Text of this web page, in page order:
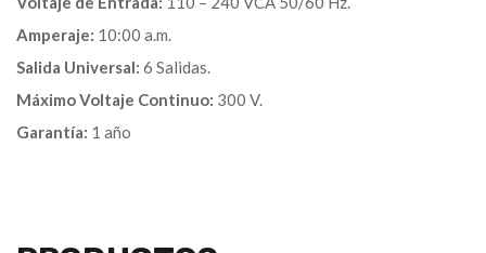
Amperaje: 10:00 a.m.
Salida Universal: 6 Salidas.
Máximo Voltaje Continuo: 300 V.
Garantía: 1 año